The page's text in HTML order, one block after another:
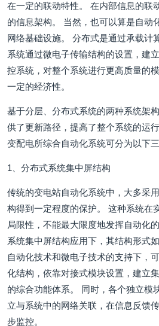
在一定的联动特性。 在内部信息的联
的信息架构。 当然，也可以算是自动
网络基础设施。 分布式是通过承载计
系统通过微电子传输结构的设置，建
控系统，对整个系统进行更高质量的
一定的经济性。
基于分层、分布式系统的两种系统架
供了更新路径，提高了整个系统的运
变配电所综合自动化系统可分为以下
1、分布式系统集中屏结构
传统的变电站自动化系统中，大多采
构得到一定程度的保护。 这种系统在
局限性，不能最大限度地发挥自动化
系统集中屏结构应用下，其结构形式
自动化技术和微电子技术的支持下，
化结构，依靠对接式模块设置，建立
的综合功能体系。 同时，各个独立模
立与系统中的网络关联，在信息反馈
步监控。